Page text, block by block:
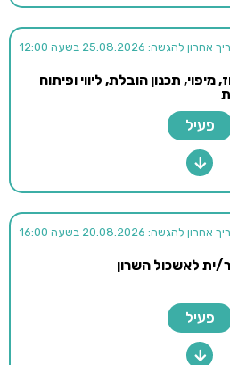
להגשה: 25.08.2026 בשעה 12:00
מיפוי, תכנון הובלת, ליווי ופיתוח
פעיל
להגשה: 20.08.2026 בשעה 16:00
פעיל